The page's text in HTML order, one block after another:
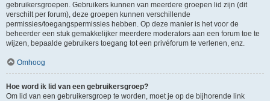
gebruikersgroepen. Gebruikers kunnen van meerdere groepen lid zijn (dit
verschilt per forum), deze groepen kunnen verschillende
permissies/toegangspermissies hebben. Op deze manier is het voor de
beheerder een stuk gemakkelijker meerdere moderators aan een forum toe te
wijzen, bepaalde gebruikers toegang tot een privéforum te verlenen, enz.
Omhoog
Hoe word ik lid van een gebruikersgroep?
Om lid van een gebruikersgroep te worden, moet je op de bijhorende link